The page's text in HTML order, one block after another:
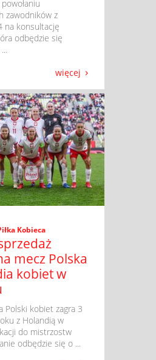
zawodników z
na konsultację
odbędzie się
więcej
Kobieca
mecz Polska
kobiet w
Polski kobiet zagra 3
z Holandią w
do mistrzostw
odbędzie się o ...